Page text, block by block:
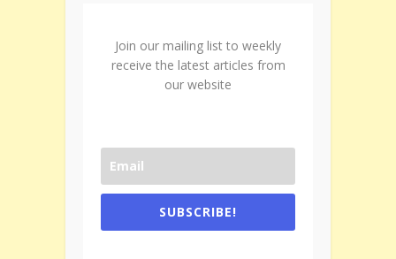
Join our mailing list to weekly
receive the latest articles from
our website
SUBSCRIBE!